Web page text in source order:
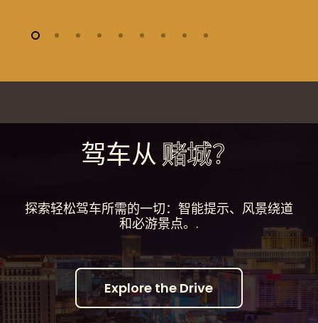
驾车从赌城？
探索轻松驾车所需的一切：智能提示、风景绕道
和必游景点。.
ExploretheDrive